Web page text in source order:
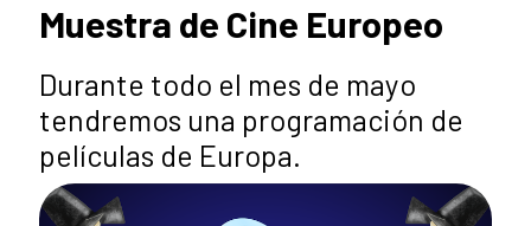
Muestra de Cine Europeo
Durante todo el mes de mayo
tendremos una programación de
películas de Europa.